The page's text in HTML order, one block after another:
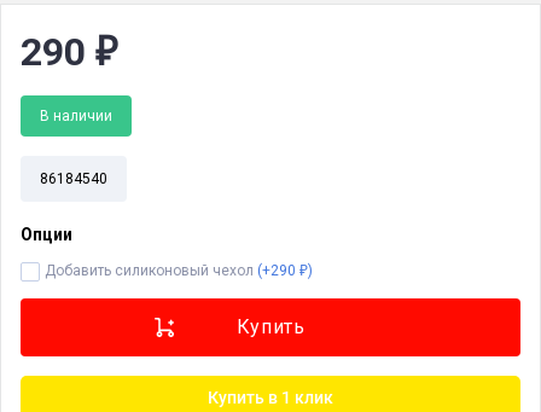
290 ₽
В наличии
86184540
Опции
Добавить силиконовый чехол (+290 ₽)
Купить в 1 клик